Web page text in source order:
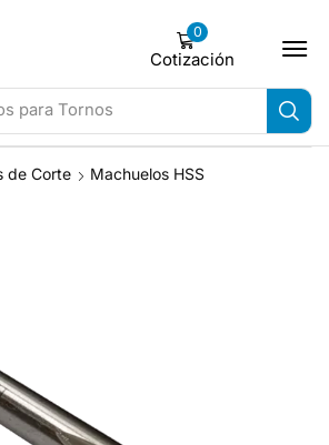
para Tornos
0
Cotización
de Corte Machuelos HSS